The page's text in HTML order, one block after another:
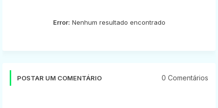
Error: Nenhum resultado encontrado
POSTAR UM COMENTÁRIO 0 Comentários